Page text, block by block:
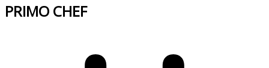
PRIMO CHEF